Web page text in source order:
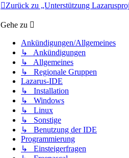
Zurück zu „Unterstützung
Gehe zu
Ankündigungen/Allgemeines
↳ Ankündigungen
↳ Allgemeines
↳ Regionale Gruppen
Lazarus-IDE
↳ Installation
↳ Windows
↳ Linux
↳ Sonstige
↳ Benutzung der IDE
Programmierung
↳ Einsteigerfragen